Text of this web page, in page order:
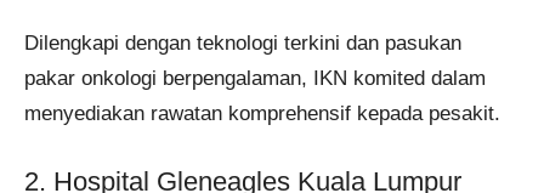
Dilengkapi dengan teknologi terkini dan pasukan
pakar onkologi berpengalaman, IKN komited dalam
menyediakan rawatan komprehensif kepada pesakit.
2. Hospital Gleneagles Kuala Lumpur